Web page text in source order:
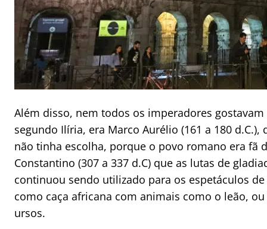
Além disso, nem todos os imperadores
segundo Ilíria, era Marco Aurélio (161 a 180
não tinha escolha, porque o povo romano era fã
Constantino (307 a 337 d.C) que as lutas de
continuou sendo utilizado para os espetáculos
como caça africana com animais como o leão,
ursos.